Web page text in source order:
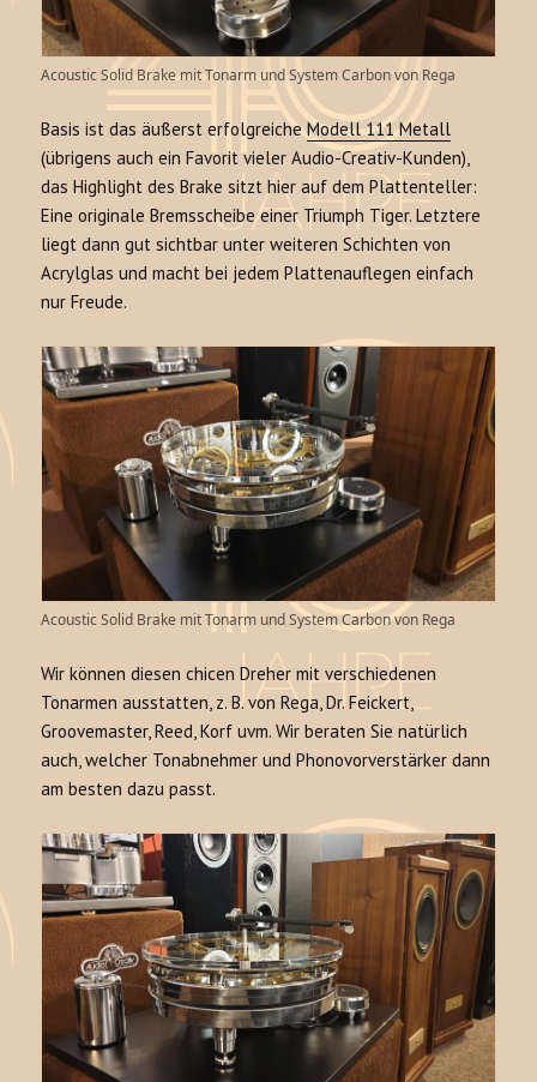
Acoustic Solid Brake mit Tonarm und System Carbon von Rega
Basis ist das äußerst erfolgreicheModell 111 Metall
(übrigens auch ein Favorit vieler Audio-Creativ-Kunden),
das Highlight des Brake sitzt hier auf dem Plattenteller:
Eine originale Bremsscheibe einer Triumph Tiger. Letztere
liegt dann gut sichtbar unter weiteren Schichten von
Acrylglas und macht bei jedem Plattenauflegen einfach
nur Freude.
Acoustic Solid Brake mit Tonarm und System Carbon von Rega
Wir können diesen chicen Dreher mit verschiedenen
Tonarmen ausstatten, z. B. von Rega, Dr. Feickert,
Groovemaster, Reed, Korf uvm. Wir beraten Sie natürlich
auch, welcher Tonabnehmer und Phonovorverstärker dann
am besten dazu passt.